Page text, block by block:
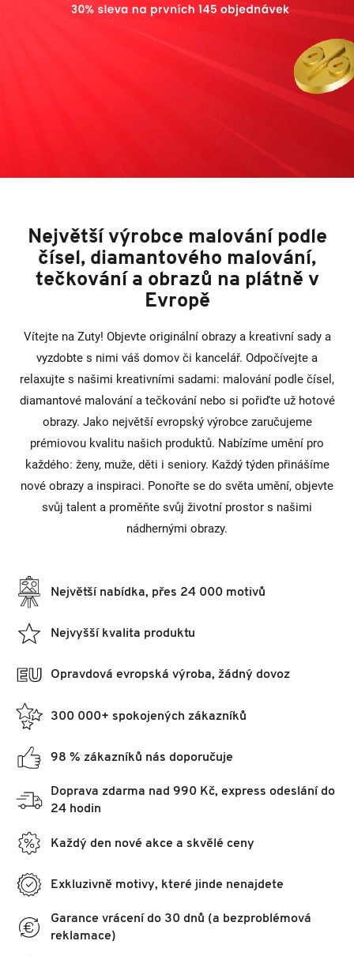
Největší výrobce malování podle
čísel, diamantového malování,
tečkování a obrazů na plátně v
Evropě
Vítejte na Zuty! Objevte originální obrazy a kreativní sady a
vyzdobte s nimi váš domov či kancelář. Odpočívejte a
relaxujte s našimi kreativními sadami: malování podle čísel,
diamantové malování a tečkování nebo si pořiďte už hotové
obrazy. Jako největší evropský výrobce zaručujeme
prémiovou kvalitu našich produktů. Nabízíme umění pro
každého: ženy, muže, děti i seniory. Každý týden přinášíme
nové obrazy a inspiraci. Ponořte se do světa umění, objevte
svůj talent a proměňte svůj životní prostor s našimi
nádhernými obrazy.
Největší nabídka, přes 24 000 motivů
Nejvyšší kvalita produktu
Opravdová evropská výroba, žádný dovoz
300 000+ spokojených zákazníků
98 % zákazníků nás doporučuje
Doprava zdarma nad 990 Kč, express odeslání do
24 hodin
Každý den nové akce a skvělé ceny
Exkluzivně motivy, které jinde nenajdete
Garance vrácení do 30 dnů (a bezproblémová
reklamace)